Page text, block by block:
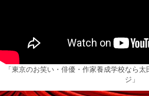
「東京のお笑い・俳優・作家養成学校なら
ジ」